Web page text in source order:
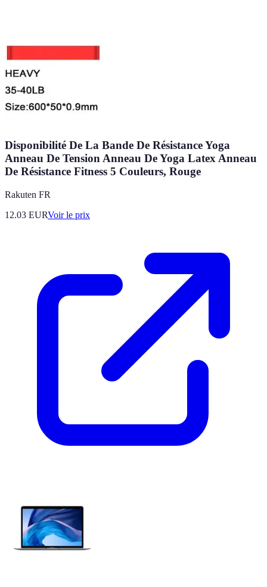
Disponibilité De La Bande De Résistance Yoga
Anneau De Tension Anneau De Yoga Latex Anneau
De Résistance Fitness 5 Couleurs, Rouge
Rakuten FR
12.03 EURVoir le prix